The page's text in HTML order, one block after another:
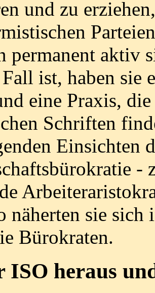
und zu
permanent aktiv
Fall ist, haben sie
eine Praxis,
Schriften
Einsichten
-
näherten sie
Bürokraten.
ISO heraus